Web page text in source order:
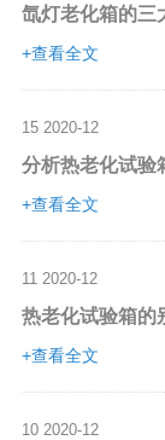
氙灯老化箱的三
+查看全文
152020-12
分析热老化试验
+查看全文
112020-12
热老化试验箱的
+查看全文
102020-12